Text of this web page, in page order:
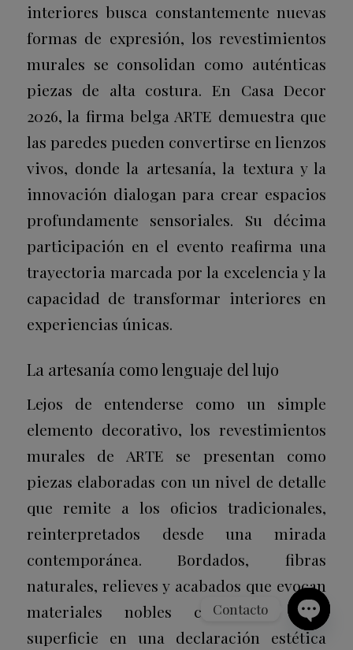
interiores busca constantemente nuevas
formas de expresión, los revestimientos
murales se consolidan como auténticas
piezas de alta costura. En Casa Decor
2026, la firma belga ARTE demuestra que
las paredes pueden convertirse en lienzos
vivos, donde la artesanía, la textura y la
innovación dialogan para crear espacios
profundamente sensoriales. Su décima
participación en el evento reafirma una
trayectoria marcada por la excelencia y la
capacidad de transformar interiores en
experiencias únicas.
La artesanía como lenguaje del lujo
Lejos de entenderse como un simple
elemento decorativo, los revestimientos
murales de ARTE se presentan como
piezas elaboradas con un nivel de detalle
que remite a los oficios tradicionales,
reinterpretados desde una mirada
contemporánea. Bordados, fibras
naturales, relieves y acabados que evocan
materiales nobles convierten cada
superficie en una declaración estética
Contacto
Open
chaty